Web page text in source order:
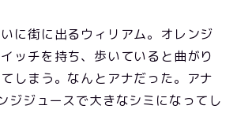
に街に出るウィリアム。オレンジ
ッチを持ち、歩いていると曲がり
しまう。なんとアナだった。アナ
ジジュースで大きなシミになってし